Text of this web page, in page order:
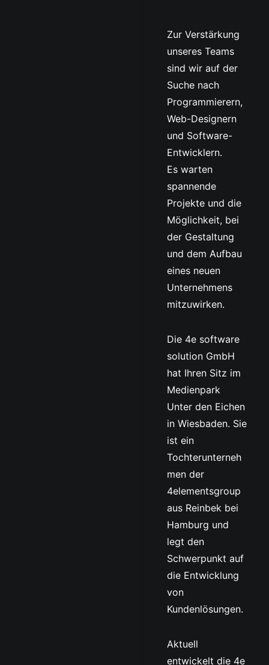
Zur Verstärkung
unseres Teams
sind wir auf der
Suche nach
Programmierern,
Web-Designern
und Software-
Entwicklern.
Es warten
spannende
Projekte und die
Möglichkeit, bei
der Gestaltung
und dem Aufbau
eines neuen
Unternehmens
mitzuwirken.
Die 4e software
solution GmbH
hat Ihren Sitz im
Medienpark
Unter den Eichen
in Wiesbaden. Sie
ist ein
Tochterunterneh
men der
4elementsgroup
aus Reinbek bei
Hamburg und
legt den
Schwerpunkt auf
die Entwicklung
von
Kundenlösungen.
Aktuell
entwickelt die 4e